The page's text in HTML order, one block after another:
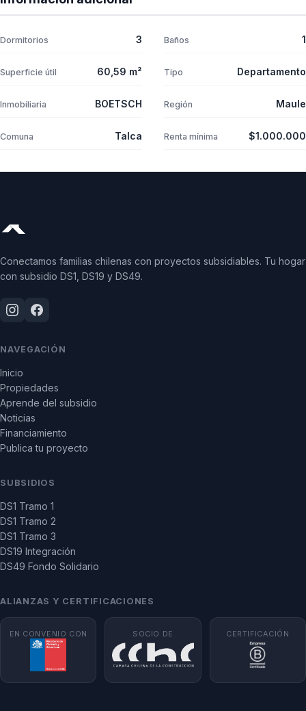
Dormitorios 3 Baños 1
Superficie útil 60,59 m² Tipo Departamento
Inmobiliaria BOETSCH Región Maule
Comuna Talca Renta mínima $1.000.000
Conectamos familias chilenas con proyectos subsidiables. Tu hogar
con subsidio DS1, DS19 y DS49.
NAVEGACIÓN
Inicio
Propiedades
Aprende del subsidio
Noticias
Financiamiento
Publica tu proyecto
SUBSIDIOS
DS1 Tramo 1
DS1 Tramo 2
DS1 Tramo 3
DS19 Integración
DS49 Fondo Solidario
ALIANZAS Y CERTIFICACIONES
EN CONVENIO CON SOCIO DE CERTIFICACIÓN